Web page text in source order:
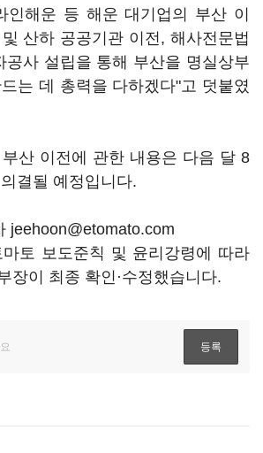
인해운 등 해운 대기업의 부산 이
산하 공공기관 이전, 해사전문법
공사 설립을 통해 부산을 명실상부
는 데 총력을 다하겠다"고 덧붙였
산 이전에 관한 내용은 다음 달 8
결될 예정입니다.
jeehoon@etomato.com
토 보도준칙 및 윤리강령에 따라
장이 최종 확인·수정했습니다.